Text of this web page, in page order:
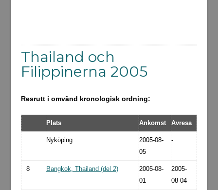
Thailand och
Filippinerna 2005
Resrutt i omvänd kronologisk ordning:
Plats Ankomst Avresa
Nyköping
2005-08-
05
-
8 Bangkok, Thailand (del 2)
2005-08-
01
2005-
08-04